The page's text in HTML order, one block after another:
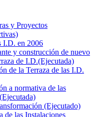
y Proyectos
I.D. en 2006
y construcción de nuevo
de I.D.(Ejecutada)
de la Terraza de las I.D.
a normativa de las
(Ejecutado)
de las Instalaciones